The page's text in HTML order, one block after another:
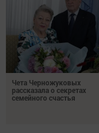
Чета Черножуковых
рассказала о секретах
семейного счастья